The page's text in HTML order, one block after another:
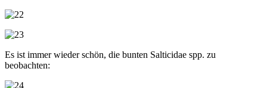
Es ist immer wieder schön, die bunten Salticidae spp. zu
beobachten: